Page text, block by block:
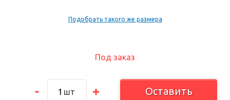
Под заказ
шт
Оставить
Подобрать такого же размера